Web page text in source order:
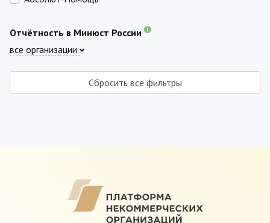
Отчётность в Минюст России
все организации
Сбросить все фильтры